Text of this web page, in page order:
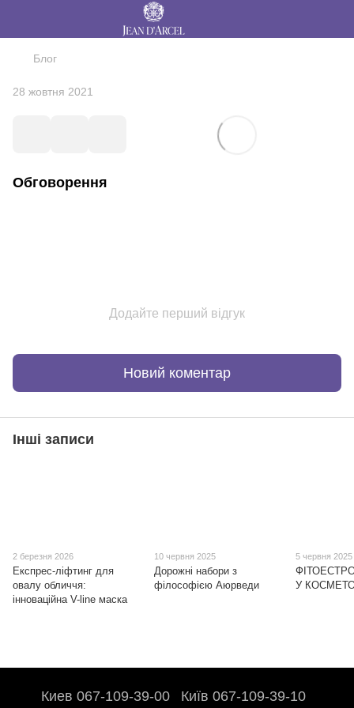
Блог
28 жовтня 2021
Обговорення
Додайте перший відгук
Новий коментар
Інші записи
2 березня 2026
Експрес-ліфтинг для
овалу обличчя:
інноваційна V-line маска
10 червня 2025
Дорожні набори з
філософією Аюрведи
5 червня 2025
У
Киев 067-109-39-00 Київ 067-109-39-10